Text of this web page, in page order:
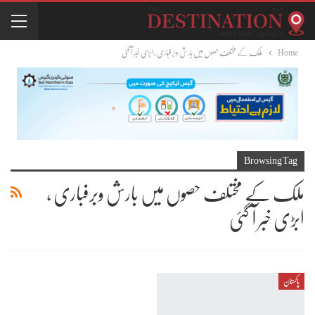
Home ملک کے مختلف حصوں میں بارش وبرفباری ، ابڑی خبر آ گئی
Browsing Tag
ملک کے مختلف حصوں میں بارش وبرفباری ،
ابڑی خبر آ گئی
پاکستان